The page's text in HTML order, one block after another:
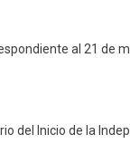
al 21 de
del Inicio de la